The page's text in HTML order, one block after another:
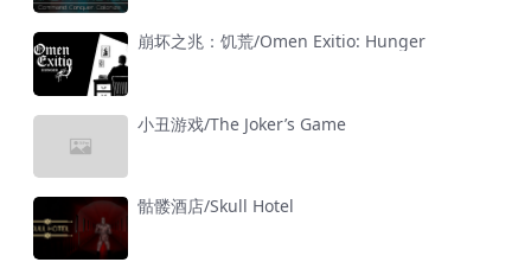
崩坏之兆：饥荒/Omen Exitio: Hunger
小丑游戏/The Joker’s Game
骷髅酒店/Skull Hotel